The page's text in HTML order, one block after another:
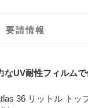
要請情報
なUV耐性フィルム
36 リットル トッ